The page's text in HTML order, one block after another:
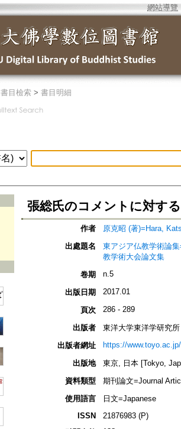
網站導覽
書目檢索 > 書目明細
張総氏のコメントに対す
作者
原克昭 (著)=Hara,
出處題名
東アジア仏教学術論
教学術大会論文集
卷期
n.5
出版日期 2017.01
頁次 286 - 289
出版者
東洋大学東洋学研究所
出版者網址
https://
出版地
東京, 日本 [Tokyo,
資料類型
期刊論文=Journal
使用語言
日文=Japanese
ISSN
21876983 (P)